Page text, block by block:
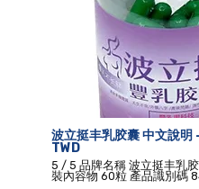
波立挺丰乳胶囊 中文說
TWD
5 / 5 品牌名稱 波立挺丰乳
裝內容物 60粒 產品識別碼